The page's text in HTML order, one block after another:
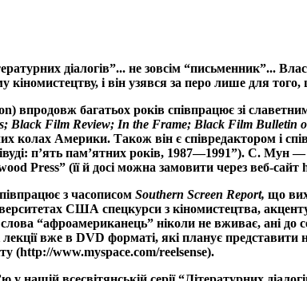
діалогів”... не зовсім “письменник”...
кіномистецтву, і він узявся за перо лише для
) впродовж багатьох років співпрацює зі
; Black Film Review; In the Frame; Black Film Bulletin
колах Америки. Також він є співредактором і
п’ять пам’ятних років, 1987—1991”). С. Мун
Press” (її й досі можна замовити через веб-сайт
з часописом Southern Screen Report, що
США спецкурси з кіномистецтва,
“афроамериканець” ніколи не вживає, ані до
вже в DVD форматі, які планує представити
(http://www.myspace.com/reelsense).